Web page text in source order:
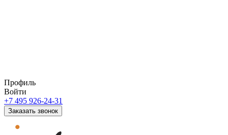
Профиль
Войти
+7 495 926-24-31
Заказать звонок